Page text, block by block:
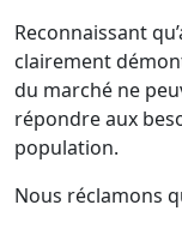
Reconnaissant
clairement
du marché ne
répondre aux
population.
Nous réclamons